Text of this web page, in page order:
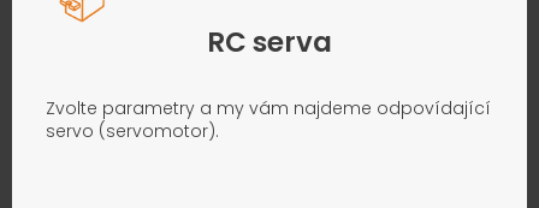
RC serva
Zvolte parametry a my vám najdeme odpovídající
servo (servomotor).